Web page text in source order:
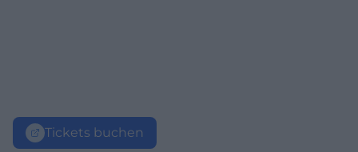
Tickets buchen